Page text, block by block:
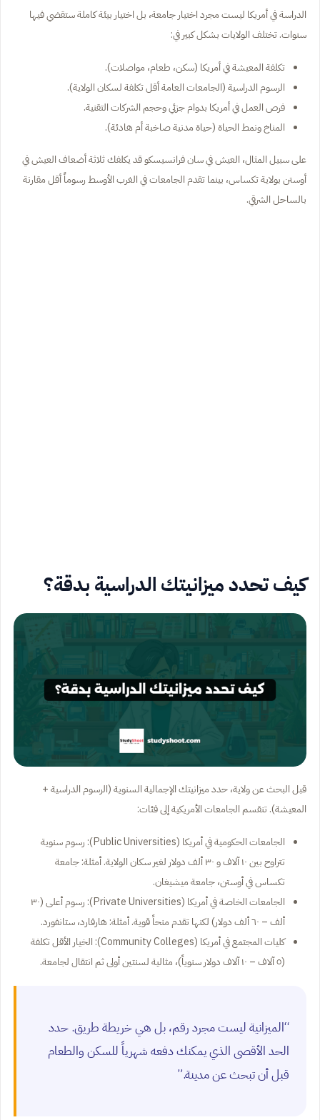
الدراسة في أمريكا ليست مجرد اختيار جامعة، بل اختيار بيئة كاملة ستقضي فيها
سنوات. تختلف الولايات بشكل كبير في:
تكلفة المعيشة في أمريكا (سكن، طعام، مواصلات).
الرسوم الدراسية (الجامعات العامة أقل تكلفة لسكان الولاية).
فرص العمل في أمريكا بدوام جزئي وحجم الشركات التقنية.
المناخ ونمط الحياة (حياة مدنية صاخبة أم هادئة).
على سبيل المثال، العيش في سان فرانسيسكو قد يكلفك ثلاثة أضعاف العيش في
أوستن بولاية تكساس، بينما تقدم الجامعات في الغرب الأوسط رسوماً أقل مقارنة
بالساحل الشرقي.
كيف تحدد ميزانيتك الدراسية بدقة؟
قبل البحث عن ولاية، حدد ميزانيتك الإجمالية السنوية (الرسوم الدراسية +
المعيشة). تنقسم الجامعات الأمريكية إلى فئات:
الجامعات الحكومية في أمريكا (Public Universities): رسوم سنوية
تتراوح بين ١٠ آلاف و ٣٠ ألف دولار لغير سكان الولاية. أمثلة: جامعة
تكساس في أوستن، جامعة ميشيغان.
الجامعات الخاصة في أمريكا (Private Universities): رسوم أعلى (٣٠
ألف – ٦٠ ألف دولار) لكنها تقدم منحاً قوية. أمثلة: هارفارد، ستانفورد.
كليات المجتمع في أمريكا (Community Colleges): الخيار الأقل تكلفة
(٥ آلاف – ١٠ آلاف دولار سنوياً)، مثالية لسنتين أولى ثم انتقال لجامعة.
“الميزانية ليست مجرد رقم، بل هي خريطة طريق. حدد
الحد الأقصى الذي يمكنك دفعه شهرياً للسكن والطعام
قبل أن تبحث عن مدينة.”